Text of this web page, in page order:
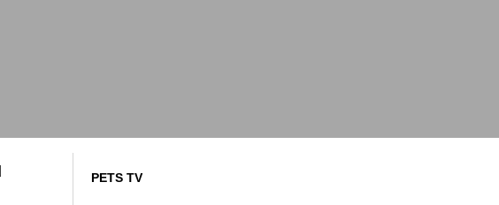
PETS TV